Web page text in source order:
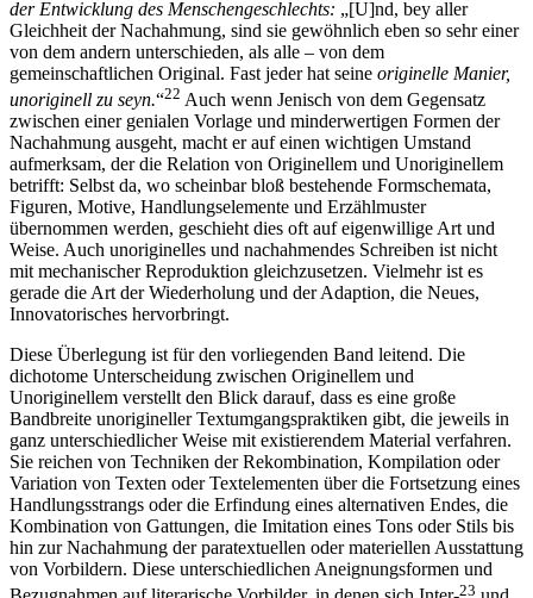
der Entwicklung des Menschengeschlechts: „[U]‌nd, bey aller
Gleichheit der Nachahmung, sind sie gewöhnlich eben so sehr einer
von dem andern unterschieden, als alle – von dem
gemeinschaftlichen Original. Fast jeder hat seine originelle Manier,
unoriginell zu seyn.“22 Auch wenn Jenisch von dem Gegensatz
zwischen einer genialen Vorlage und minderwertigen Formen der
Nachahmung ausgeht, macht er auf einen wichtigen Umstand
aufmerksam, der die Relation von Originellem und Unoriginellem
betrifft: Selbst da, wo scheinbar bloß bestehende Formschemata,
Figuren, Motive, Handlungselemente und Erzählmuster
übernommen werden, geschieht dies oft auf eigenwillige Art und
Weise. Auch unoriginelles und nachahmendes Schreiben ist nicht
mit mechanischer Reproduktion gleichzusetzen. Vielmehr ist es
gerade die Art der Wiederholung und der Adaption, die Neues,
Innovatorisches hervorbringt.
Diese Überlegung ist für den vorliegenden Band leitend. Die
dichotome Unterscheidung zwischen Originellem und
Unoriginellem verstellt den Blick darauf, dass es eine große
Bandbreite unorigineller Textumgangspraktiken gibt, die jeweils in
ganz unterschiedlicher Weise mit existierendem Material verfahren.
Sie reichen von Techniken der Rekombination, Kompilation oder
Variation von Texten oder Textelementen über die Fortsetzung eines
Handlungsstrangs oder die Erfindung eines alternativen Endes, die
Kombination von Gattungen, die Imitation eines Tons oder Stils bis
hin zur Nachahmung der paratextuellen oder materiellen Ausstattung
von Vorbildern. Diese unterschiedlichen Aneignungsformen und
23